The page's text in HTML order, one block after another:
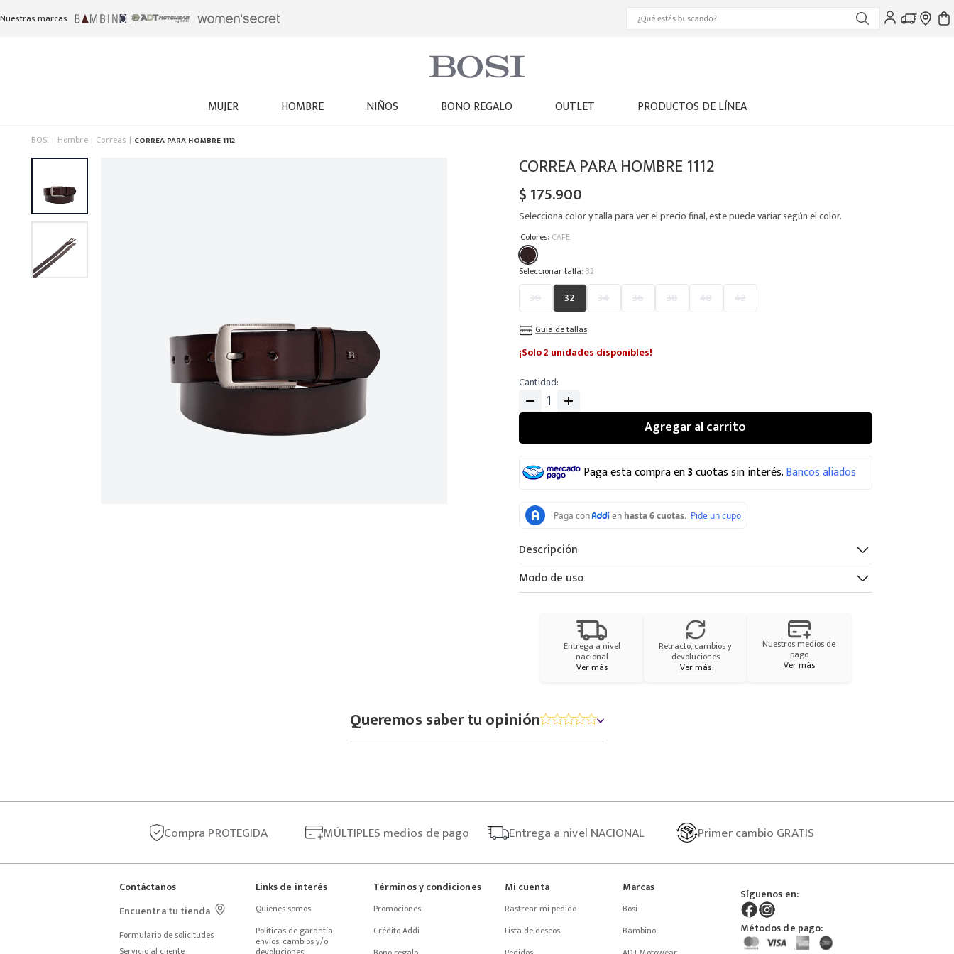
Nuestras marcas
MUJER HOMBRE NIÑOS BONO REGALO OUTLET PRODUCTOS DE LÍNEA
BOSI Hombre Correas CORREA PARA HOMBRE 1112
CORREA PARA HOMBRE 1112
$175.900
Selecciona color y talla para ver el precio final, este puede variar según el color.
Colores: CAFE
: 32
30 32 34 36 38 40 42
Guia de tallas
¡Solo 2 unidades disponibles!
Cantidad
Agregar al carrito
Paga esta compra en3cuotas sin interés.Bancos aliados
Descripción
Modo de uso
Entrega a nivel
nacional
Ver más
Retracto, cambios y
devoluciones
Ver más
Nuestros medios de
pago
Ver más
Queremos saber tu opinión
Compra PROTEGIDA MÚLTIPLES medios de pago Entrega a nivel NACIONAL Primercambio GRATIS
Contáctanos
Encuentra tu tienda
Formulario de solicitudes
Servicio al cliente
Links de interés
Quienes somos
Políticas de garantía,
envíos, cambios y/o
Términos y condiciones
Promociones
Crédito Addi
Mi cuenta
Rastrear mi pedido
Lista de deseos
Marcas
Bosi
Bambino
Síguenos en:
Métodos de pago: